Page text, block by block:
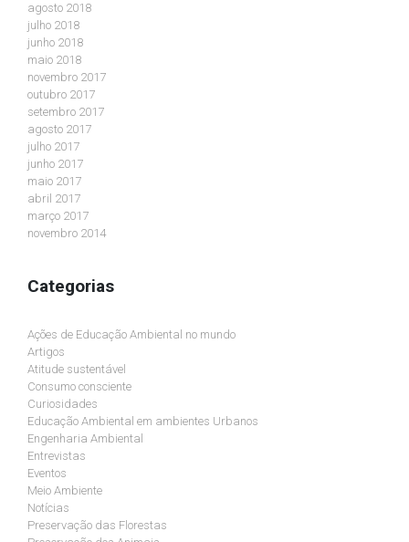
agosto 2018
julho 2018
junho 2018
maio 2018
novembro 2017
outubro 2017
setembro 2017
agosto 2017
julho 2017
junho 2017
maio 2017
abril 2017
março 2017
novembro 2014
Categorias
Ações de Educação Ambiental no mundo
Artigos
Atitude sustentável
Consumo consciente
Curiosidades
Educação Ambiental em ambientes Urbanos
Engenharia Ambiental
Entrevistas
Eventos
Meio Ambiente
Notícias
Preservação das Florestas